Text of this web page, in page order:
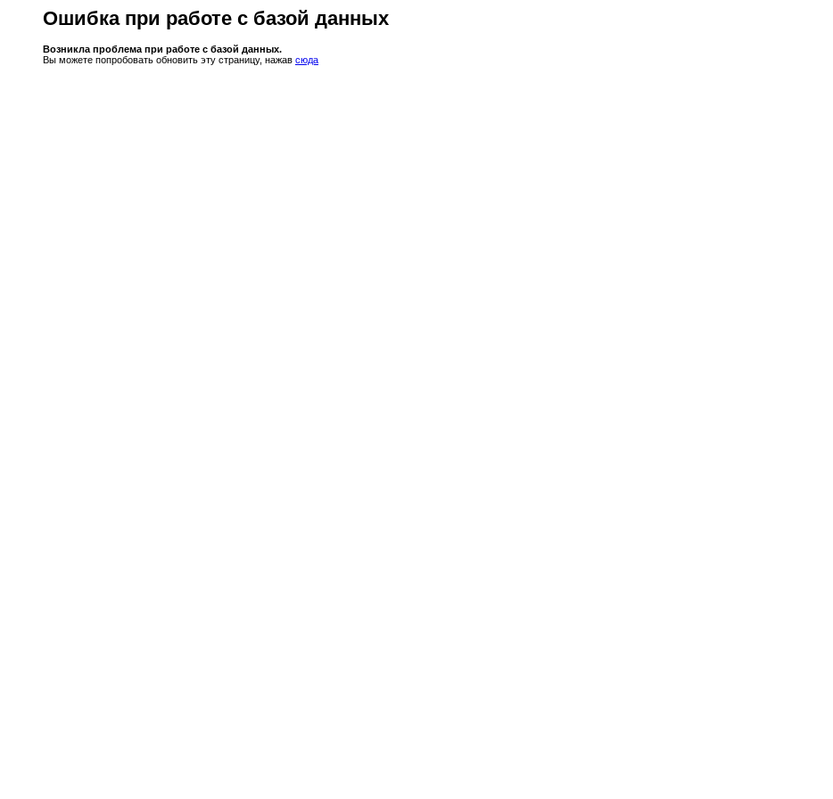
Ошибка при работе с базой данных
Возникла проблема при работе с базой данных.
Вы можете попробовать обновить эту страницу, нажав сюда